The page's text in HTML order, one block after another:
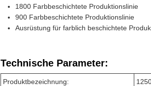
1800 Farbbeschichtete Produktionslinie
900 Farbbeschichtete Produktionslinie
Ausrüstung für farblich beschichtete
Technische Parameter:
Produktbezeichnung: